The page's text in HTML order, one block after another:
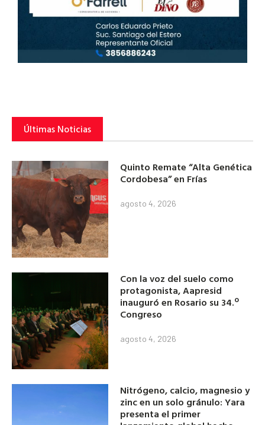
Últimas Noticias
Quinto Remate “Alta Genética
Cordobesa” en Frías
agosto 4, 2026
Con la voz del suelo como
protagonista, Aapresid
inauguró en Rosario su 34.º
Congreso
agosto 4, 2026
Nitrógeno, calcio, magnesio y
zinc en un solo gránulo: Yara
presenta el primer